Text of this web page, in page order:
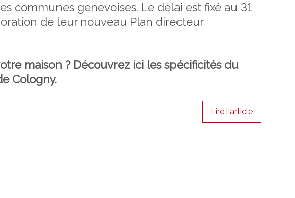
communes genevoises. Le délai est fixé au 31
de leur nouveau Plan directeur
maison ? Découvrez ici les spécificités du
Cologny.
Lire l'article